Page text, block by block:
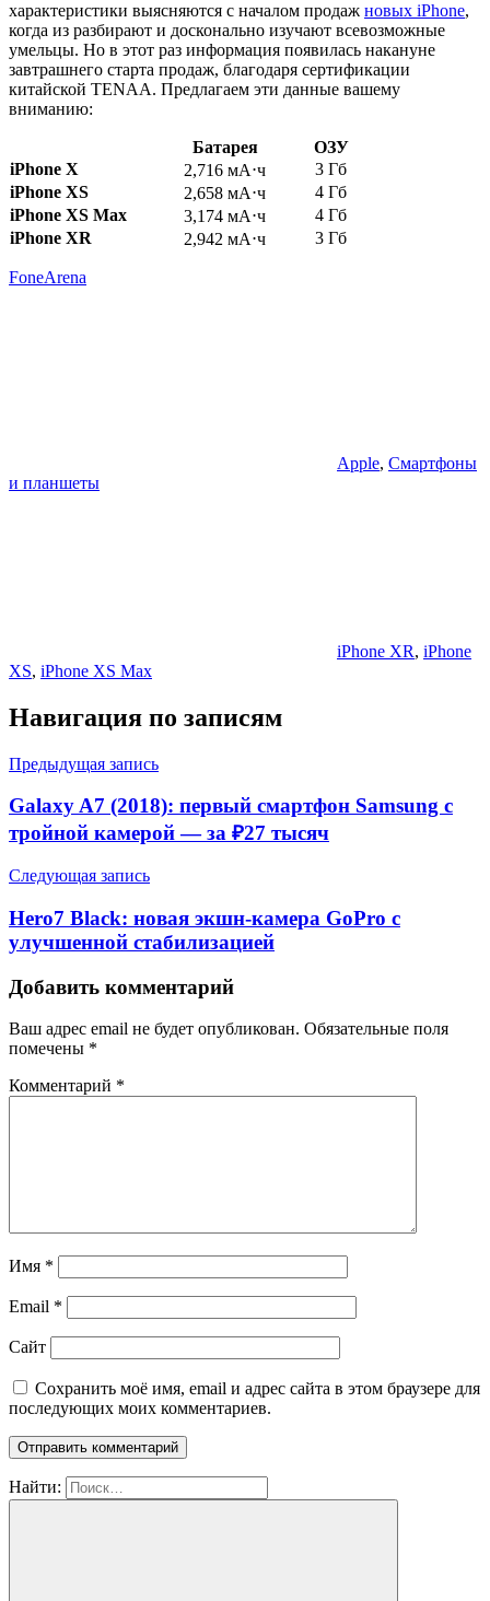
характеристики выясняются с началом продаж новых iPhone,
когда из разбирают и досконально изучают всевозможные
умельцы. Но в этот раз информация появилась накануне
завтрашнего старта продаж, благодаря сертификации
китайской TENAA. Предлагаем эти данные вашему
вниманию:
Батарея
ОЗУ
iPhone X
2,716 мА⋅ч
3 Гб
iPhone XS
2,658 мА⋅ч
4 Гб
iPhone XS Max
3,174 мА⋅ч
4 Гб
iPhone XR
2,942 мА⋅ч 3 Гб
FoneArena
Apple, Смартфоны
и планшеты
iPhone XR, iPhone
XS, iPhone XS Max
Навигация по записям
Предыдущая запись
Galaxy A7 (2018): первый смартфон Samsung с
тройной камерой — за ₽27 тысяч
Следующая запись
Hero7 Black: новая экшн-камера GoPro с
улучшенной стабилизацией
Добавить комментарий
Ваш адрес email не будет опубликован. Обязательные поля
помечены *
Комментарий *
Имя *
Email *
Сайт
Сохранить моё имя, email и адрес сайта в этом браузере для
последующих моих комментариев.
Найти: